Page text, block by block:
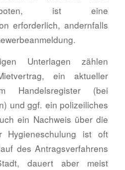
ist eine
erforderlich, andernfalls
Unterlagen zählen
ein aktueller
Handelsregister (bei
und ggf. ein polizeiliches
ein Nachweis über die
Hygieneschulung ist oft
des Antragsverfahrens
dauert aber meist